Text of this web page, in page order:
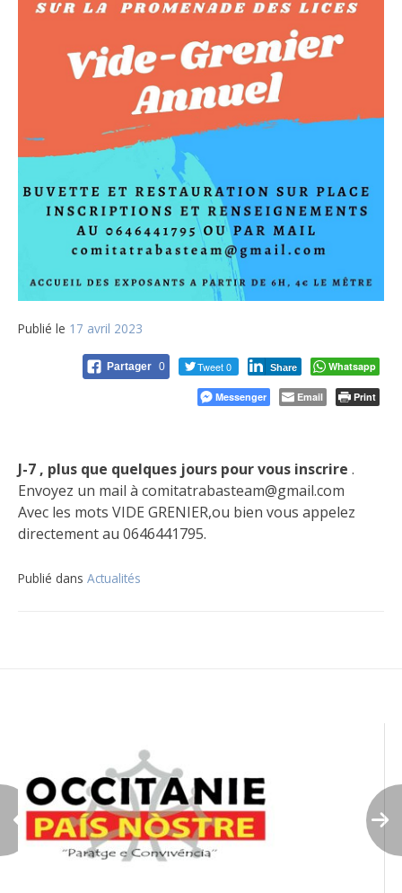
Publié le 17 avril 2023
Partager 0 Tweet 0 Share Whatsapp
Messenger Email Print
J-7 , plus que quelques jours pour vous inscrire .
Envoyez un mail à comitatrabasteam@gmail.com
Avec les mots VIDE GRENIER,ou bien vous appelez
directement au 0646441795.
Publié dans Actualités